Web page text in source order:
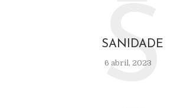
SANIDADE
6 abril, 2023
S